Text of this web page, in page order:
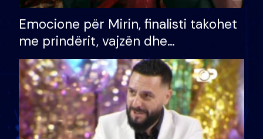
Emocione për Mirin, finalisti takohet
me prindërit, vajzën dhe
bashkëshorten: S’kemi ndonjë letër
divorci apo jo?